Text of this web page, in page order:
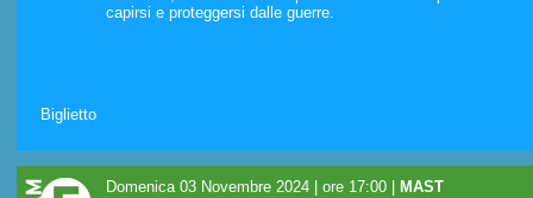
capirsi e proteggersi dalle guerre.
Biglietto
Domenica 03 Novembre 2024 | ore 17:00 MAST